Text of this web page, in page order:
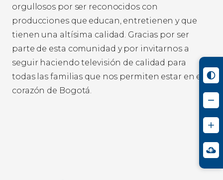
orgullosos por ser reconocidos con
producciones que educan, entretienen y que
tienen una altísima calidad. Gracias por ser
parte de esta comunidad y por invitarnos a
seguir haciendo televisión de calidad para
todas las familias que nos permiten estar en el
corazón de Bogotá.